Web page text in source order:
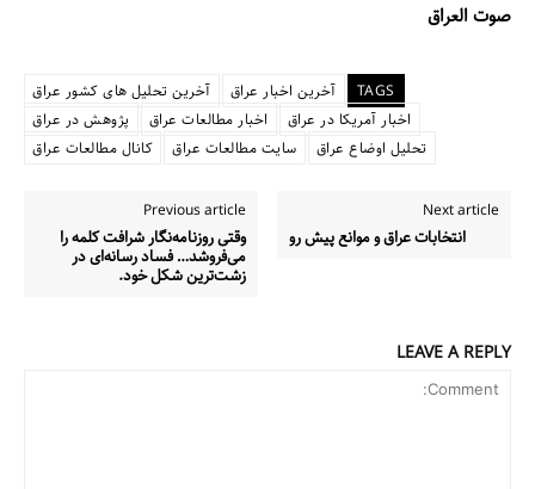
صوت العراق
TAGS آخرین اخبار عراق
آخرین تحلیل های کشور عراق
اخبار آمریکا در عراق
اخبار مطالعات عراق
پژوهش در عراق
تحلیل اوضاع عراق
سایت مطالعات عراق کانال مطالعات عراق
Previous article
وقتی روزنامه‌نگار شرافت کلمه را
می‌فروشد… فساد رسانه‌ای در
زشت‌ترین شکل خود.
Next article
انتخابات عراق و موانع پیش رو
LEAVE A REPLY